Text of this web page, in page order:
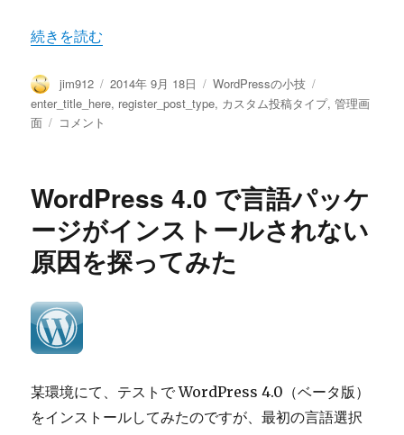
“WordPressのタイトル入力欄のプレースホルダー「
続きを読む
投
稿
者
jim912
投
稿
2014年 9月 18日
カ
テ
WordPressの小技
グ
enter_title_here, register_post_type, カスタム投稿タイプ,管理画
面
WordPress
ト
入
力
欄
プ
レ
ー
ホ
ル
ダ
コメント
WordPress 4.0 で言語パッケ
ージがインストールされない
原因を探ってみた
某環境にて、テストで WordPress 4.0（ベータ版）
をインストールしてみたのですが、最初の言語選択